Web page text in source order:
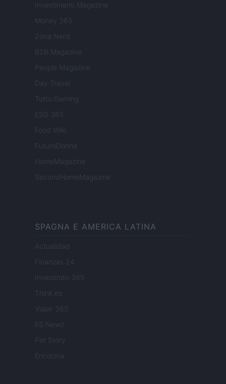
Investimenti Magazine
Money 365
Zona Nerd
B2B Magazine
People Magazine
Day Travel
Tutto Gaming
ESG 365
Food Wiki
FuturoDonna
HomeMagazine
SecondHomeMagazine
SPAGNA E AMERICA LATINA
Actualidad
Finanzas 24
Investindo 365
Think.es
Viajar 365
ES Newz
Pet Story
Encocina